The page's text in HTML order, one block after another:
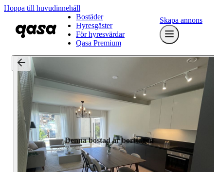
Hoppa till huvudinnehåll
Bostäder
Hyresgäster
För hyresvärdar
Qasa Premium
Skapa annons
Denna bostad är borttagen